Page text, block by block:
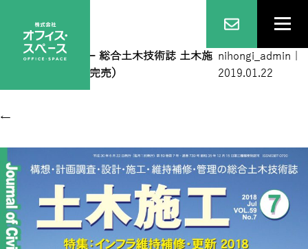
201807表1_4C ← 総合土木技術誌 土木施
工 2018年7月号（完売）
nihongi_admin
2019.01.22
←